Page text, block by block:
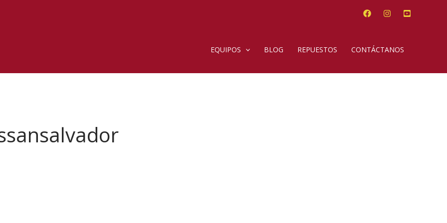
EQUIPOS BLOG REPUESTOS CONTÁCTANOS